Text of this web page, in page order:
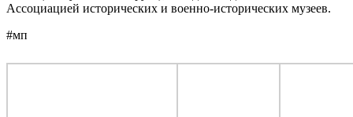
Ассоциацией исторических и военно-исторических музеев.
#мп